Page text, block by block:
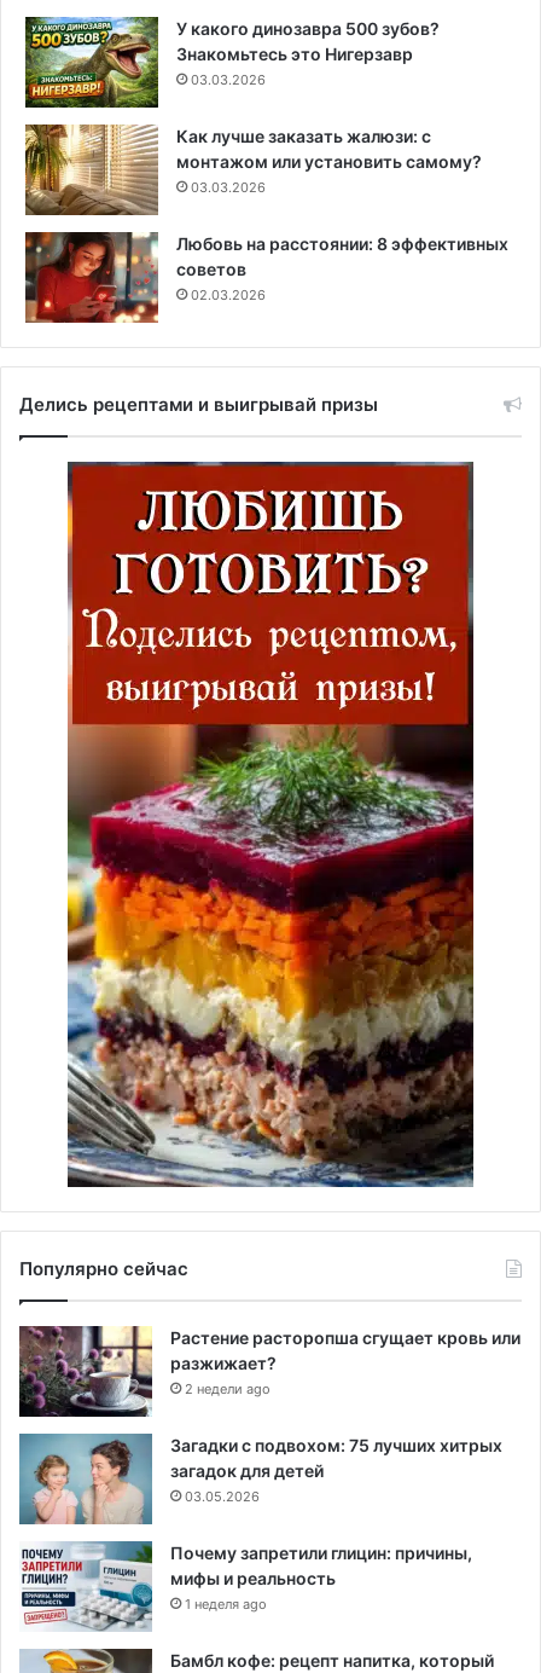
У какого динозавра 500 зубов?
Знакомьтесь это Нигерзавр
03.03.2026
Как лучше заказать жалюзи: с
монтажом или установить самому?
03.03.2026
Любовь на расстоянии: 8 эффективных
советов
02.03.2026
Делись рецептами и выигрывай призы
Популярно сейчас
Растение расторопша сгущает кровь или
разжижает?
2 недели ago
Загадки с подвохом: 75 лучших хитрых
загадок для детей
03.05.2026
Почему запретили глицин: причины,
мифы и реальность
1 неделя ago
Бамбл кофе: рецепт напитка, который